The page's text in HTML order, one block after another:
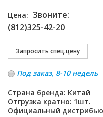
Цена: Звоните:
(812)325-42-20
Под заказ, 8-10 недель
Страна бренда: Китай
Отгрузка кратно: 1шт.
Официальный